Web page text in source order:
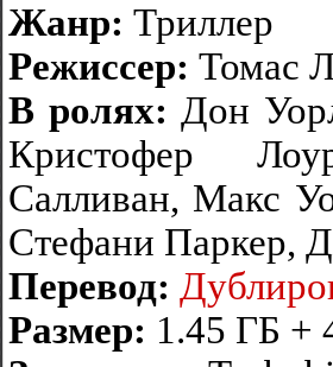
Жанр: Триллер
Режиссер: Томас
В ролях: Дон
Кристофер
Салливан, Макс
Стефани Паркер,
Перевод:
Размер: 1.45 ГБ +